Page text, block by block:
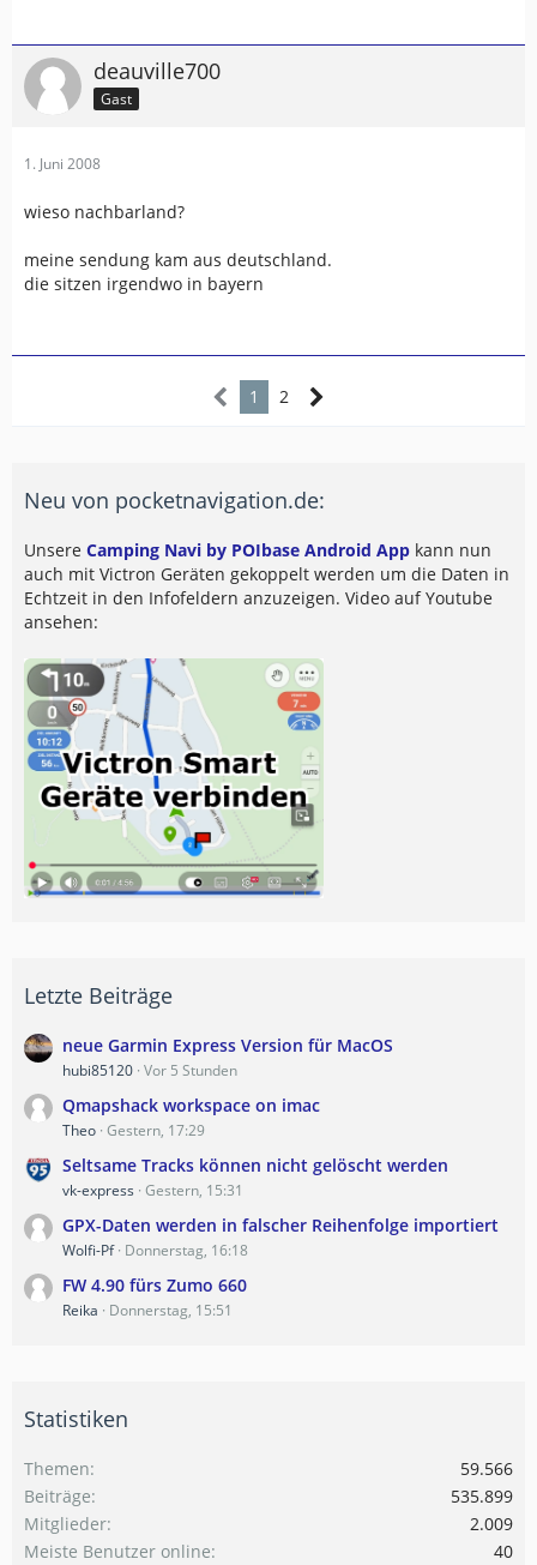
deauville700
Gast
1. Juni 2008
wieso nachbarland?
meine sendung kam aus deutschland.
die sitzen irgendwo in bayern
1 2
Neu von pocketnavigation.de:
Unsere Camping Navi by POIbase Android App kann nun
auch mit Victron Geräten gekoppelt werden um die Daten in
Echtzeit in den Infofeldern anzuzeigen. Video auf Youtube
ansehen:
Letzte Beiträge
neue Garmin Express Version für MacOS
hubi85120 Vor 5 Stunden
Qmapshack workspace on imac
Theo Gestern, 17:29
Seltsame Tracks können nicht gelöscht werden
vk-express Gestern, 15:31
GPX-Daten werden in falscher Reihenfolge importiert
Wolfi-Pf Donnerstag, 16:18
FW 4.90 fürs Zumo 660
Reika Donnerstag, 15:51
Statistiken
Themen
59.566
Beiträge
535.899
Mitglieder
2.009
Meiste Benutzer online
40